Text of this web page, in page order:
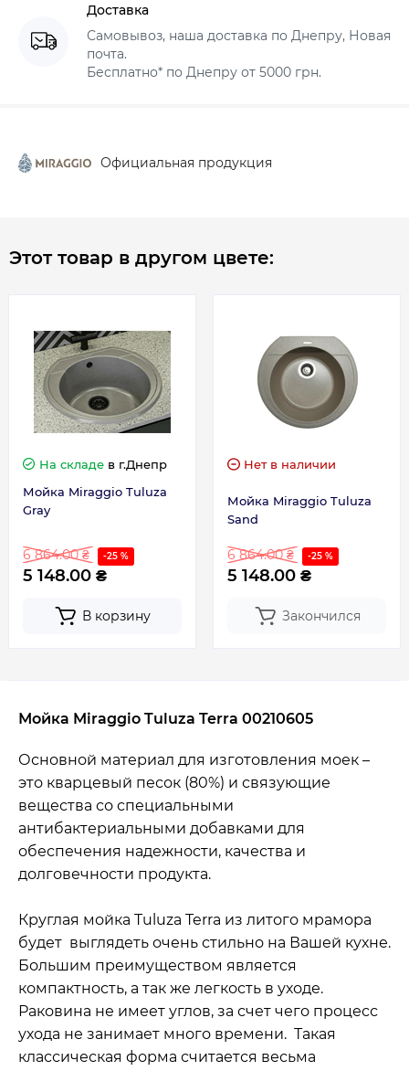
Доставка
Самовывоз, наша доставка по Днепру, Новая
почта.
Бесплатно* по Днепру от 5000 грн.
Официальная продукция
Этот товар в другом цвете:
На складе в г.Днепр
Мойка Miraggio Tuluza
Gray
6 864.00 ₴ -25 %
5 148.00 ₴
В корзину
Нет в наличии
Мойка Miraggio Tuluza
Sand
6 864.00 ₴ -25 %
5 148.00 ₴
Закончился
Мойка Miraggio Tuluza Terra 00210605
Основной материал для изготовления моек –
это кварцевый песок (80%) и связующие
вещества со специальными
антибактериальными добавками для
обеспечения надежности, качества и
долговечности продукта.
Круглая мойка Tuluza Terra из литого мрамора
будет выглядеть очень стильно на Вашей кухне.
Большим преимуществом является
компактность, а так же легкость в уходе.
Раковина не имеет углов, за счет чего процесс
ухода не занимает много времени. Такая
классическая форма считается весьма